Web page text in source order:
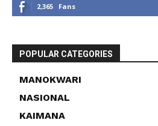
2,365 Fans
POPULAR CATEGORIES
MANOKWARI
NASIONAL
KAIMANA